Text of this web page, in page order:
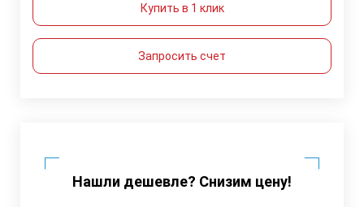
Купить в 1 клик
Запросить счет
Нашли дешевле? Снизим цену!